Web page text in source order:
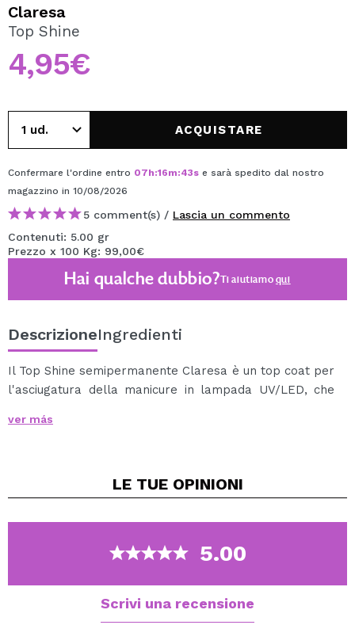
Creando un account su Maquibeauty.it potrai fare i tuoi
acquisti velocemente, controllare lo stato dei tuoi ordini e
consultare le tue operazioni precedenti.
CREARE UN ACCOUNT
Claresa
Top Shine
4,95€
ACQUISTARE
Confermare l'ordine entro 07h:16m:43s e sarà spedito dal nostro
magazzino in 10/08/2026
5 comment(s) / Lascia un commento
Contenuti: 5.00 gr
Prezzo x 100 Kg: 99,00€
Hai qualche dubbio?Ti aiutiamoqui
DescrizioneIngredienti
Il Top Shine semipermanente Claresa è un top coat per
l'asciugatura della manicure in lampada UV/LED, che
Questo smalto inoltre migliora la durata e la resistenza
Lascia uno strato appiccicoso (strato di dispersione),
specchio o per trasferire fogli.
ver más
LE TUE OPINIONI
5.00
Scrivi una recensione